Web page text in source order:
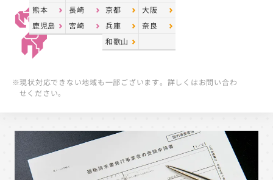
京都
大阪
兵庫
奈良
和歌山
熊本
長崎
鹿児島
宮崎
※現状対応できない地域も一部ございます。詳しくはお問い合わ
せください。